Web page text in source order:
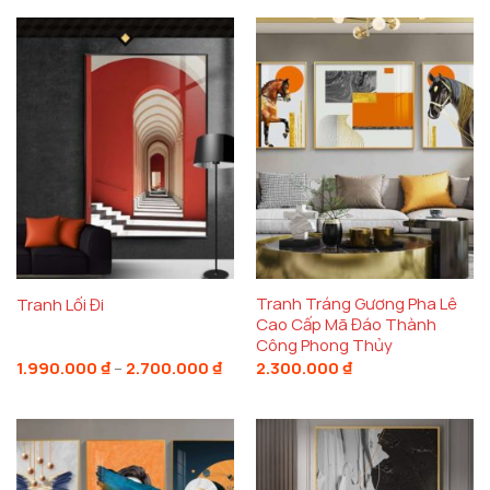
được coi là mang lại sự hài hòa, an lành và thịnh
vượng cho gia chủ. Tranh Âm Dương không chỉ đẹp
về mặt hình thức mà còn giúp không gian sống của
bạn trở nên đầy năng lượng tích cực. Bức tranh này
sẽ là một lựa chọn hoàn hảo để mang lại sự thịnh
vượng và hạnh phúc cho gia đình.
Khi bạn chọntranh treo tường nghệ thuậtmang
hình ảnh Âm Dương, bạn đang không chỉ trang trí
cho không gian mà còn tạo ra một không gian sống
đầy sức mạnh, cân bằng và tĩnh lặng.Decor Hà Nội
hiểu rằng một bức tranh không chỉ để nhìn mà còn
phải mang lại giá trị phong thủy sâu sắc cho ngôi
Chất liệu cao cấp và sự tinh tế trong từng chi
Tranh Lối Đi
1.990.000 ₫ – 2.700.000 ₫Khoảng
giá:
2.700.000 ₫
Tranh Tráng Gương Pha Lê
Cao Cấp Mã Đáo Thành
Công Phong Thủy
2.300.000 ₫